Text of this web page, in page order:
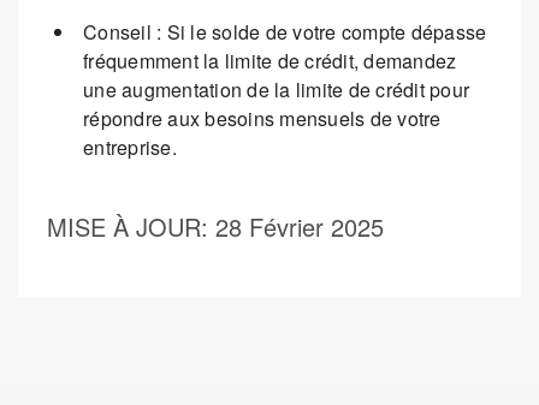
Conseil : Si le solde de votre compte dépasse
fréquemment la limite de crédit, demandez
une augmentation de la limite de crédit pour
répondre aux besoins mensuels de votre
entreprise.
MISE À JOUR: 28 Février 2025